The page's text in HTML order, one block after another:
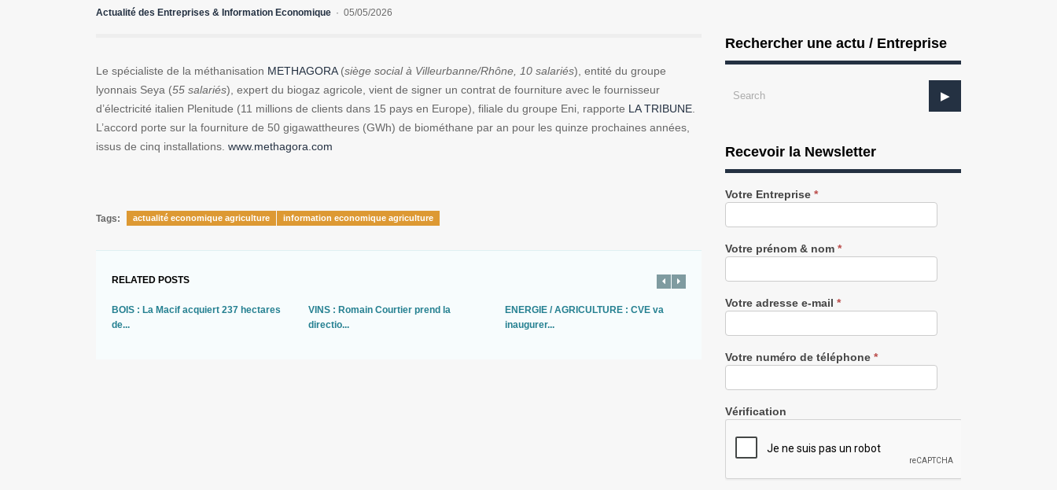
Actualité des Entreprises & Information Economique 05/05/2026
Le spécialiste de la méthanisation METHAGORA(siège social à Villeurbanne/Rhône, 10 salariés), entité du groupe
lyonnais Seya (55 salariés), expert du biogaz agricole, vient de signer un contrat de fourniture avec le fournisseur
d’électricité italien Plenitude (11 millions de clients dans 15 pays en Europe), filiale du groupe Eni, rapporte LA TRIBUNE.
L’accord porte sur la fourniture de 50 gigawattheures (GWh) de biométhane par an pour les quinze prochaines années,
issus de cinq installations. www.methagora.com
Tags: actualité economique agriculture information economique agriculture
RELATED POSTS
BOIS : La Macif acquiert 237 hectares
de...
VINS : Romain Courtier prend la
directio...
ENERGIE / AGRICULTURE : CVE va
inaugurer...
AGRICULTURE : le « Court-circuit »
PÊCHE : Un investissement de 1,4
Rechercher une actu / Entreprise
Recevoir la Newsletter
Recevez
notre
gratuitement
Votre Entreprise *
Votre prénom & nom *
Votre adresse e-mail *
Votre numéro de téléphone *
Vérification